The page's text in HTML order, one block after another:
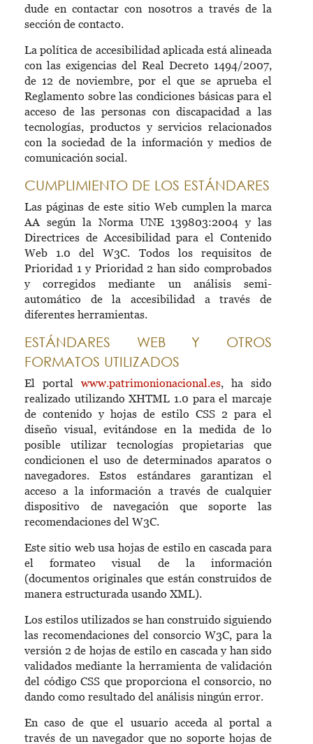
dude en contactar con nosotros a través de la
sección de contacto.
La política de accesibilidad aplicada está alineada
con las exigencias del Real Decreto 1494/2007,
de 12 de noviembre, por el que se aprueba el
Reglamento sobre las condiciones básicas para el
acceso de las personas con discapacidad a las
tecnologías, productos y servicios relacionados
con la sociedad de la información y medios de
comunicación social.
CUMPLIMIENTO DE LOS ESTÁNDARES
Las páginas de este sitio Web cumplen la marca
AA según la Norma UNE 139803:2004 y las
Directrices de Accesibilidad para el Contenido
Web 1.0 del W3C. Todos los requisitos de
Prioridad 1 y Prioridad 2 han sido comprobados
y corregidos mediante un análisis semi-
automático de la accesibilidad a través de
diferentes herramientas.
ESTÁNDARES WEB Y OTROS
FORMATOS UTILIZADOS
El portal www.patrimonionacional.es, ha sido
realizado utilizando XHTML 1.0 para el marcaje
de contenido y hojas de estilo CSS 2 para el
diseño visual, evitándose en la medida de lo
posible utilizar tecnologías propietarias que
condicionen el uso de determinados aparatos o
navegadores. Estos estándares garantizan el
acceso a la información a través de cualquier
dispositivo de navegación que soporte las
recomendaciones del W3C.
Este sitio web usa hojas de estilo en cascada para
el formateo visual de la información
(documentos originales que están construidos de
manera estructurada usando XML).
Los estilos utilizados se han construido siguiendo
las recomendaciones del consorcio W3C, para la
versión 2 de hojas de estilo en cascada y han sido
validados mediante la herramienta de validación
del código CSS que proporciona el consorcio, no
dando como resultado del análisis ningún error.
En caso de que el usuario acceda al portal a
través de un navegador que no soporte hojas de